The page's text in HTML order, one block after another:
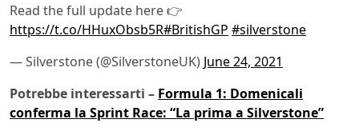
Read the full update here 👉
https://t.co/HHuxObsb5R#BritishGP #silverstone
— Silverstone (@SilverstoneUK) June 24, 2021
Potrebbe interessarti – Formula 1: Domenicali
conferma la Sprint Race: “La prima a Silverstone”